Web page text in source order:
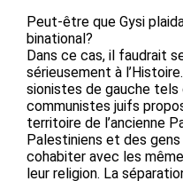
Peut-être que Gysi
binational?
Dans ce cas, il faudrait
sérieusement à
sionistes de gauche tels
communistes juifs
territoire de l’ancienne
Palestiniens et des gens
cohabiter avec les
leur religion. La